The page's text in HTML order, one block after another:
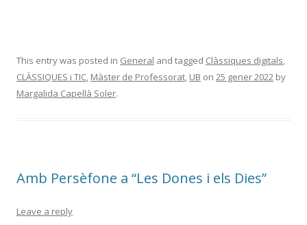
This entry was posted in General and tagged Clàssiques digitals
CLÀSSIQUES i TIC Màster de Professorat UB on 25 gener 2022 by
Margalida Capellà Soler.
Amb Persèfone a “Les Dones i els Dies”
Leave a reply